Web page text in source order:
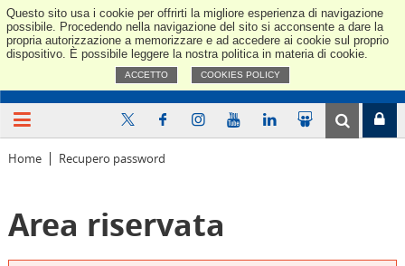
Questo sito usa i cookie per offrirti la migliore esperienza di navigazione
possibile. Procedendo nella navigazione del sito si acconsente a dare la
propria autorizzazione a memorizzare e ad accedere ai cookie sul proprio
dispositivo. È possibile leggere la nostra politica in materia di cookie.
ACCETTO COOKIES POLICY
Home Recupero password
Area riservata